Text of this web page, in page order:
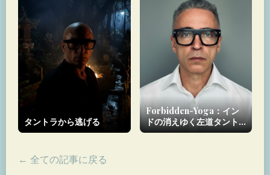
タントラから逃げる
Forbidden-Yoga：イン
ドの消えゆく左道タント
ラ遺産の守護者
← 全ての記事に戻る